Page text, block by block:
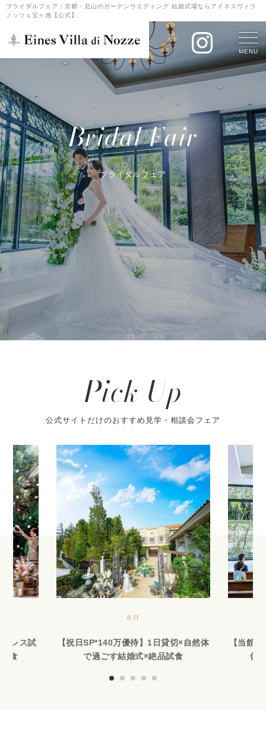
ブライダルフェア | 京都・北山のガーデンウエディング 結婚式場ならアイネスヴィラ
ノッツェ宝ヶ池【公式】
MENU
Bridal Fair
ブライダルフェア
Pick Up
公式サイトだけのおすすめ見学・相談会フェア
レス試
食
8.11
【祝日SP*140万優待】1日貸切×自然体
で過ごす結婚式×絶品試食
【当館
体